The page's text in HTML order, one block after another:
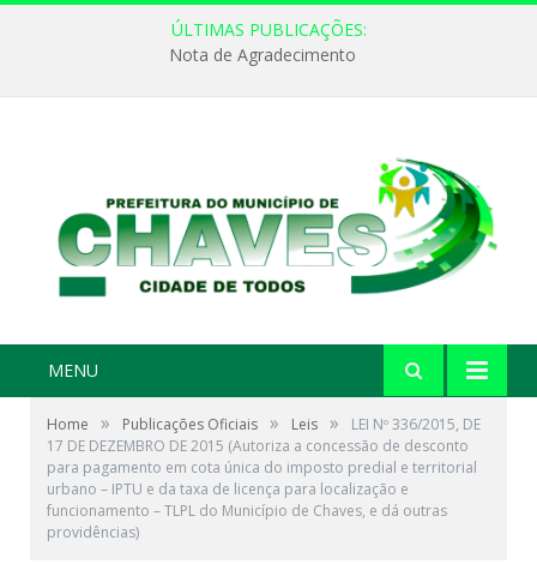
ÚLTIMAS PUBLICAÇÕES:
Nota de Agradecimento
MENU
Home » Publicações Oficiais » Leis »
LEI Nº 336/2015, DE
17 DE DEZEMBRO DE 2015 (Autoriza a concessão de desconto
para pagamento em cota única do imposto predial e territorial
urbano – IPTU e da taxa de licença para localização e
funcionamento – TLPL do Município de Chaves, e dá outras
providências)